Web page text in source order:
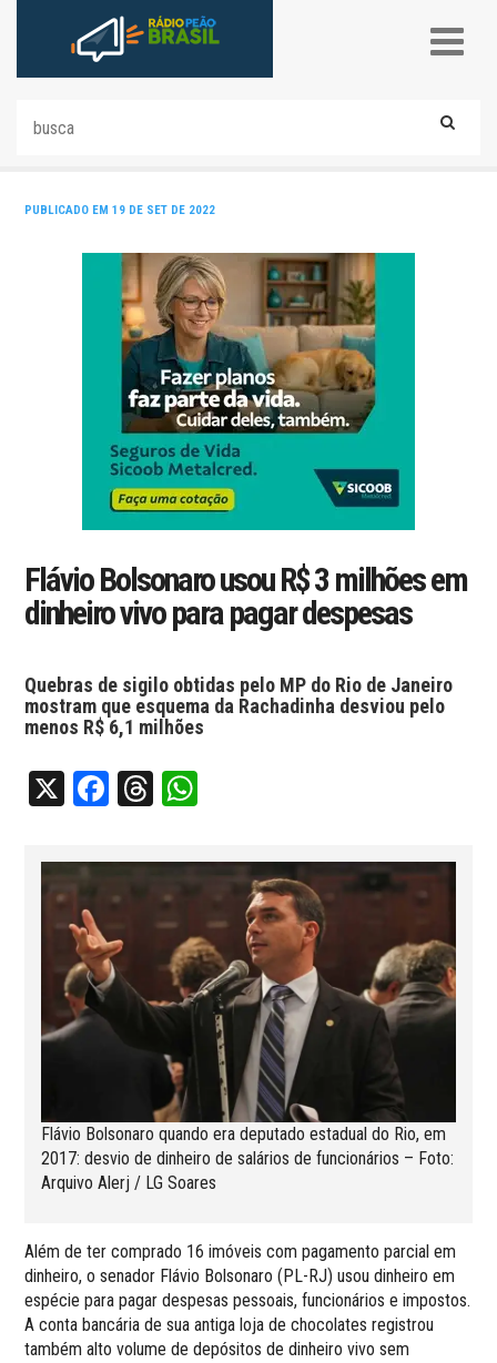
PUBLICADO EM 19 DE SET DE 2022
Flávio Bolsonaro usou R$ 3 milhões em
dinheiro vivo para pagar despesas
Quebras de sigilo obtidas pelo MP do Rio de Janeiro
mostram que esquema da Rachadinha desviou pelo
menos R$ 6,1 milhões
X Facebook
Threads
Flávio Bolsonaro quando era deputado estadual do Rio, em
2017: desvio de dinheiro de salários de funcionários – Foto:
Arquivo Alerj / LG Soares
Além de ter comprado 16 imóveis com pagamento parcial em
dinheiro, o senador Flávio Bolsonaro (PL-RJ) usou dinheiro em
espécie para pagar despesas pessoais, funcionários e impostos.
A conta bancária de sua antiga loja de chocolates registrou
também alto volume de depósitos de dinheiro vivo sem